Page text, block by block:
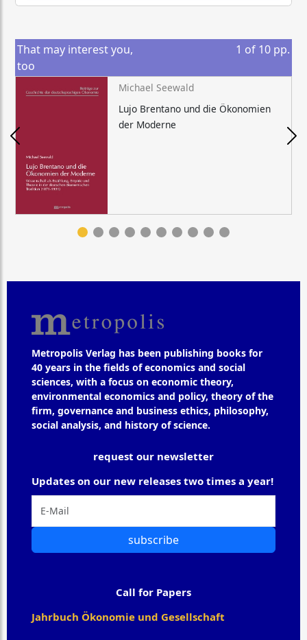
That may interest you,
too
1 of 10 pp.
Michael Seewald
Lujo Brentano und die Ökonomien
der Moderne
Metropolis Verlag has been publishing books for
40 years in the fields of economics and social
sciences, with a focus on economic theory,
environmental economics and policy, theory of the
firm, governance and business ethics, philosophy,
social analysis, and history of science.
request our newsletter
Updates on our new releases two times a year!
subscribe
Call for Papers
Jahrbuch Ökonomie und Gesellschaft